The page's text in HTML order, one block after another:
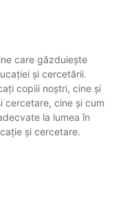
care găzduiește
și cercetării.
copiii noștri, cine și
cercetare, cine și cum
la lumea în
și cercetare.